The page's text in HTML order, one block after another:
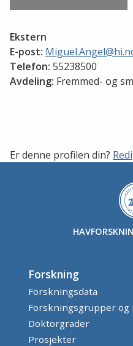
Ekstern
E-post:
Telefon: 55238500
Avdeling: Fremmed- og
Er denne profilen din?
Forskning
Forskningsdata
Forskningsgrupper og
Doktorgrader
Prosjekter